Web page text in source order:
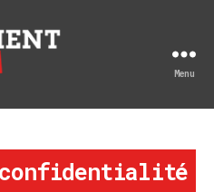
Menu